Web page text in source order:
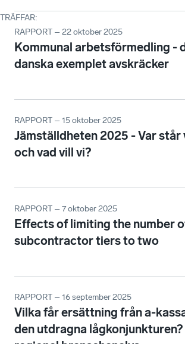
TRÄFFAR:
RAPPORT – 22 oktober 2025
Kommunal arbetsförmedling -
danska exemplet avskräcker
RAPPORT – 15 oktober 2025
Jämställdheten 2025 - Var står
och vad vill vi?
RAPPORT – 7 oktober 2025
Effects of limiting the number
subcontractor tiers to two
RAPPORT – 16 september 2025
Vilka får ersättning från a-
den utdragna lågkonjunkturen?